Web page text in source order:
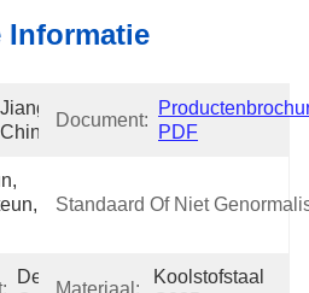
Informatie
Jiangsu,
China
Document:
PDF
Standaard Of Niet
De Steunen Van
Materiaal:
Koolstofstaal